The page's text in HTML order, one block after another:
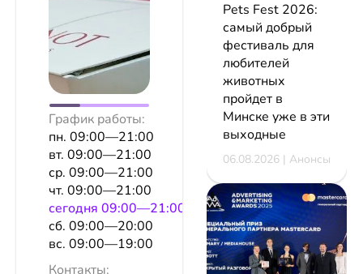
График работы:
пн. 09:00—21:00
вт. 09:00—21:00
ср. 09:00—21:00
чт. 09:00—21:00
сeгодня 09:00—21:00
сб. 09:00—20:00
вс. 09:00—19:00
Контакты:
Pets Fest 2026:
самый добрый
фестиваль для
любителей
животных
пройдет в
Минске уже в эти
выходные
06.08.2026 | Анонсы